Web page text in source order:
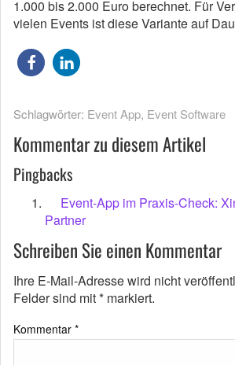
1.000 bis 2.000 Euro berechnet. Für
vielen Events ist diese Variante auf
Schlagwörter: Event App, Event Software
Kommentar zu diesem Artikel
Pingbacks
Event-App im Praxis-Check:
Partner
Schreiben Sie einen Kommentar
Ihre E-Mail-Adresse wird nicht
Felder sind mit* markiert.
Kommentar *